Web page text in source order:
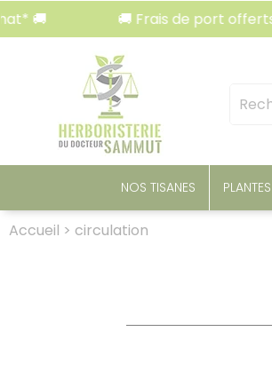
🚚 Frais de port offerts dès
Mots
clés
NOS TISANES
Accueil > circulation
Panneau de gestion des cookies